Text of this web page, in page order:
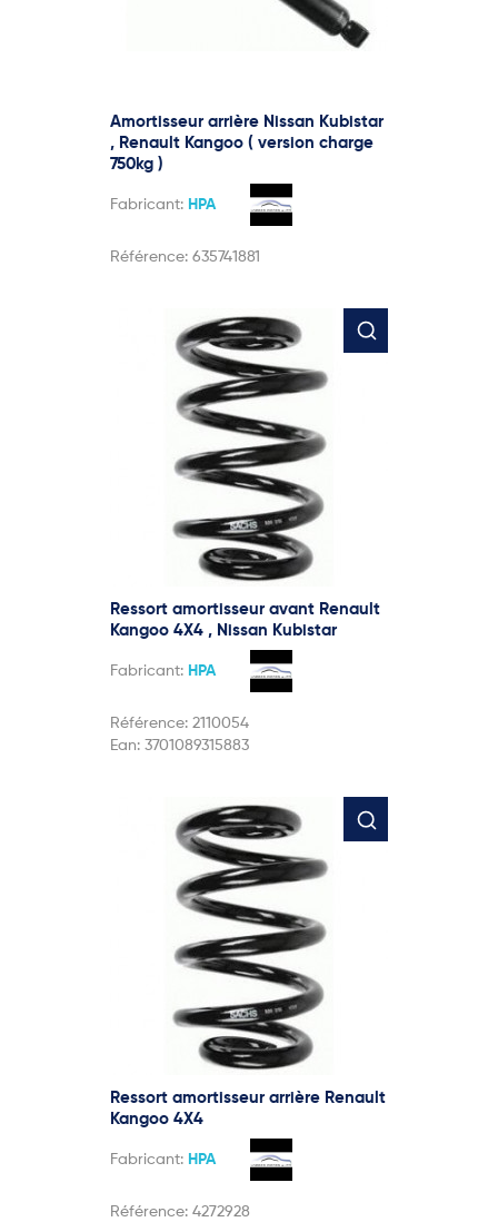
Amortisseur arrière Nissan Kubistar
, Renault Kangoo ( version charge
750kg )
Fabricant: HPA
Référence: 635741881
Ressort amortisseur avant Renault
Kangoo 4X4 , Nissan Kubistar
Fabricant: HPA
Référence: 2110054
Ean: 3701089315883
Ressort amortisseur arrière Renault
Kangoo 4X4
Fabricant: HPA
Référence: 4272928